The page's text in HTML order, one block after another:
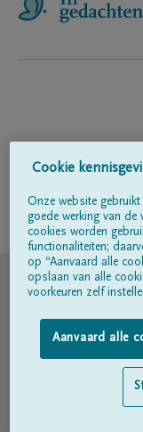
Volg ons op
Cookie
Onze website
goede werking van de
cookies worden
functionaliteiten;
op “Aanvaard alle
opslaan van alle
voorkeuren zelf
Aanvaard alle